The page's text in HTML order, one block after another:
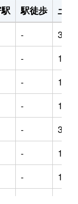
-
-
-
-
-
-
-
-
駅徒歩
土
-
-
-
-
-
-
-